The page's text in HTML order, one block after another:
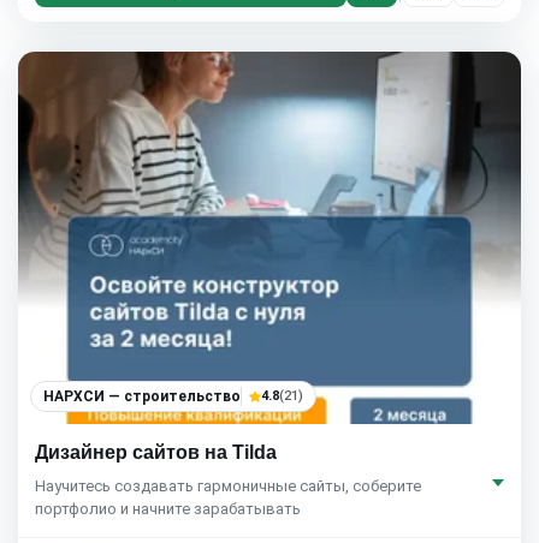
НАРХСИ — строительство 4.8(21)
Дизайнер сайтов на Tilda
Научитесь создавать гармоничные сайты, соберите
портфолио и начните зарабатывать